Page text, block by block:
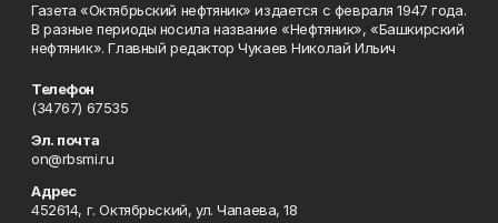
Газета «Октябрьский нефтяник» издается с февраля 1947 года.
В разные периоды носила название «Нефтяник», «Башкирский
нефтяник». Главный редактор Чукаев Николай Ильич
Телефон
(34767) 67535
Эл. почта
on@rbsmi.ru
Адрес
452614, г. Октябрьский, ул. Чапаева, 18